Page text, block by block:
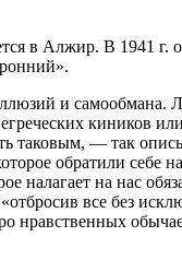
в Алжир. В 1941 г.
и самообмана.
киников
таковым, — так
обратили себе
налагает на нас
все без
нравственных